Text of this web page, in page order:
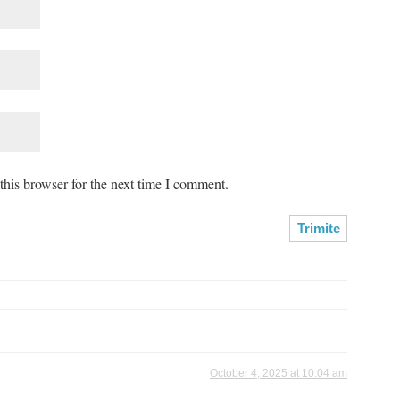
browser for the next time I comment.
October 4, 2025 at 10:04 am